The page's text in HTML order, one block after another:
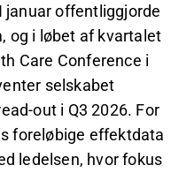
offentliggjorde
og i løbet af kvartalet
Care Conference i
selskabet
out i Q3 2026. For
foreløbige effektdata
ledelsen, hvor fokus